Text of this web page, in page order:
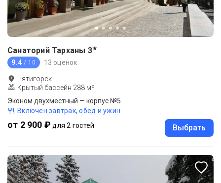
Санаторий Тарханы 3★
9.4 / 10 13 оценок
Пятигорск
Крытый бассейн 288 м²
Эконом двухместный — корпус №5
Включен завтрак, обед и ужин
от 2 900 ₽ для 2 гостей Выбрать